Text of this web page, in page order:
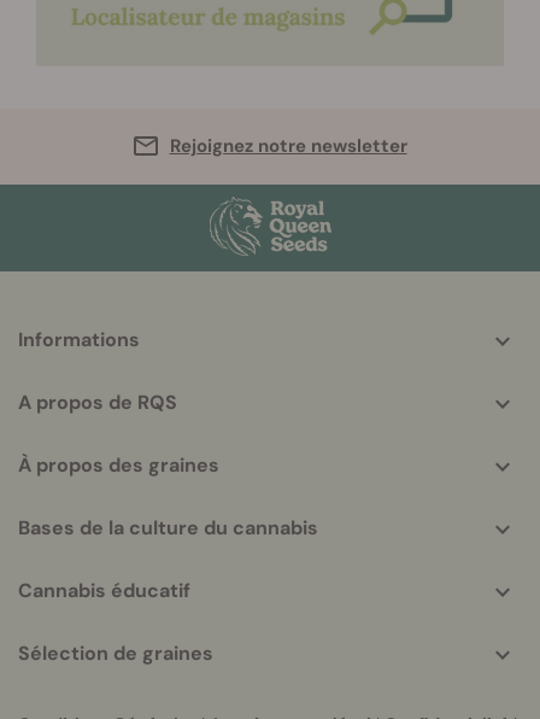
Rejoignez notre newsletter
helpful
Informations
A propos de RQS
À propos des graines
Bases de la culture du cannabis
Cannabis éducatif
Sélection de graines